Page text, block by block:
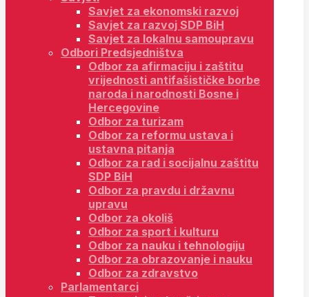
Savjet za ekonomski razvoj
Savjet za razvoj SDP BiH
Savjet za lokalnu samoupravu
Odbori Predsjedništva
Odbor za afirmaciju i zaštitu
vrijednosti antifašističke borbe
naroda i narodnosti Bosne i
Hercegovine
Odbor za turizam
Odbor za reformu ustava i
ustavna pitanja
Odbor za rad i socijalnu zaštitu
SDP BiH
Odbor za pravdu i državnu
upravu
Odbor za okoliš
Odbor za sport i kulturu
Odbor za nauku i tehnologiju
Odbor za obrazovanje i nauku
Odbor za zdravstvo
Parlamentarci